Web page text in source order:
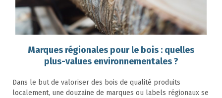
Marques régionales pour le bois : quelles
plus-values environnementales ?
Dans le but de valoriser des bois de qualité produits
localement, une douzaine de marques ou labels régionaux se